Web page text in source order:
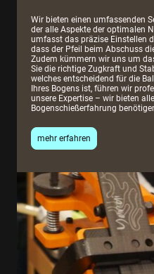
Wir bieten einen umfassenden
der alle Aspekte der optimalen
umfasst das präzise Einstellen
dass der Pfeil beim Abschuss
Zudem kümmern wir uns um
Sie die richtige Zugkraft und
welches entscheidend für die
Ihres Bogens ist, führen wir
unsere Expertise – wir bieten
Bogenschießerfahrung
mehr erfahren